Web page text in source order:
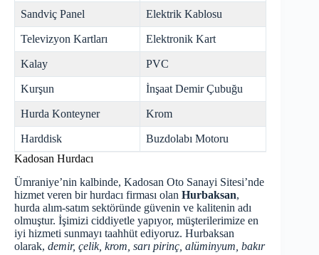
Sandviç Panel Elektrik Kablosu
Televizyon Kartları Elektronik Kart
Kalay PVC
Kurşun İnşaat Demir Çubuğu
Hurda Konteyner Krom
Harddisk
Buzdolabı Motoru
Kadosan Hurdacı
Ümraniye’nin kalbinde, Kadosan Oto Sanayi Sitesi’nde
hizmet veren bir hurdacı firması olan Hurbaksan,
hurda alım-satım sektöründe güvenin ve kalitenin adı
olmuştur. İşimizi ciddiyetle yapıyor, müşterilerimize en
iyi hizmeti sunmayı taahhüt ediyoruz. Hurbaksan
olarak, demir, çelik, krom, sarı pirinç, alüminyum, bakır